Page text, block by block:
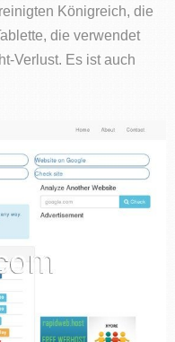
Königreich, die
die verwendet
Verlust. Es ist auch